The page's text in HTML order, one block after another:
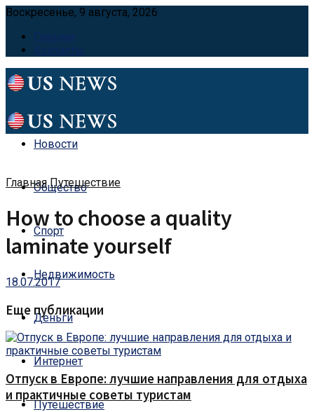
Воскресенье, 9 августа, 2026
Главная
Контакты
Новости
Общество
Спорт
Недвижимость
Деньги
Интернет
Путешествие
Главная Путешествие
How to choose a quality
laminate yourself
18.07.2017
Еще публикации
Отпуск в Европе: лучшие направления для отдыха
и практичные советы туристам